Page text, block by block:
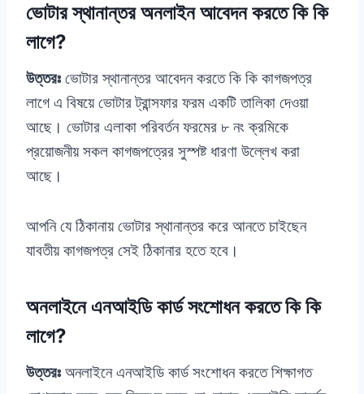
ভোটার স্থানান্তর অনলাইন আবেদন করতে কি কি
লাগে?
উত্তরঃ ভোটার স্থানান্তর আবেদন করতে কি কি কাগজপত্র
লাগে এ বিষয়ে ভোটার ট্রান্সফার ফরম একটি তালিকা দেওয়া
আছে। ভোটার এলাকা পরিবর্তন ফরমের ৮ নং ক্রমিকে
প্রয়োজনীয় সকল কাগজপত্রের সুস্পষ্ট ধারণা উল্লেখ করা
আছে।
আপনি যে ঠিকানায় ভোটার স্থানান্তর করে আনতে চাইছেন
যাবতীয় কাগজপত্র সেই ঠিকানার হতে হবে।
অনলাইনে এনআইডি কার্ড সংশোধন করতে কি কি
লাগে?
উত্তরঃ অনলাইনে এনআইডি কার্ড সংশোধন করতে শিক্ষাগত